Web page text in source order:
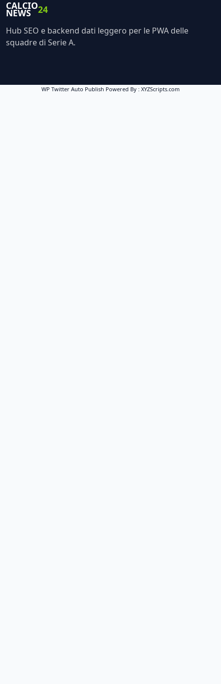
CALCIO
NEWS 24
Hub SEO e backend dati leggero per le PWA delle
squadre di Serie A.
WP Twitter Auto Publish Powered By : XYZScripts.com